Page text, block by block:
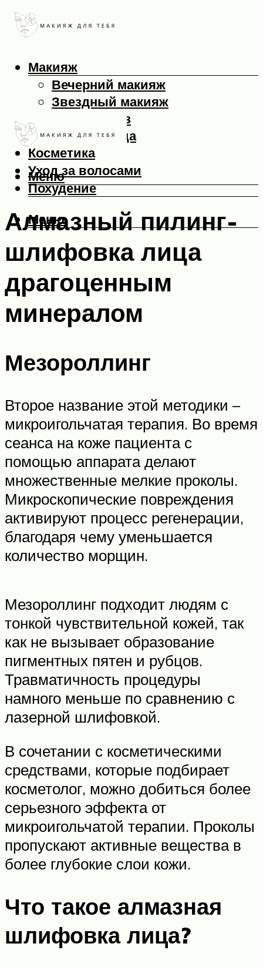
Макияж
Вечерний макияж
Звездный макияж
Макияж глаз
Макияж лица
Косметика
Уход за волосами
Похудение
Меню
Меню
Алмазный пилинг-
шлифовка лица
драгоценным
минералом
Мезороллинг
Второе название этой методики –
микроигольчатая терапия. Во время
сеанса на коже пациента с
помощью аппарата делают
множественные мелкие проколы.
Микроскопические повреждения
активируют процесс регенерации,
благодаря чему уменьшается
количество морщин.
Мезороллинг подходит людям с
тонкой чувствительной кожей, так
как не вызывает образование
пигментных пятен и рубцов.
Травматичность процедуры
намного меньше по сравнению с
лазерной шлифовкой.
В сочетании с косметическими
средствами, которые подбирает
косметолог, можно добиться более
серьезного эффекта от
микроигольчатой терапии. Проколы
пропускают активные вещества в
более глубокие слои кожи.
Что такое алмазная
шлифовка лица?